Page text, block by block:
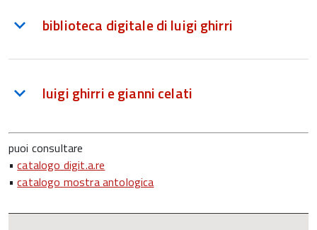
biblioteca digitale di luigi ghirri
luigi ghirri e gianni celati
puoi consultare
•catalogo digit.a.re
•catalogo mostra antologica